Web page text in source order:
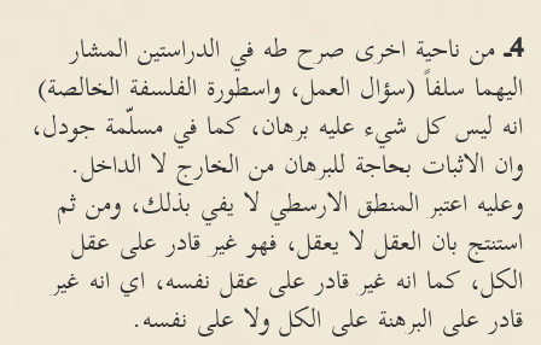
4ـمن ناحية اخرى صرح طه في الدراستين المشار
اليهما سلفاً (سؤال العمل، واسطورة الفلسفة الخالصة)
انه ليس كل شيء عليه برهان، كما في مسلّمة جودل،
وان الاثبات بحاجة للبرهان من الخارج لا الداخل.
وعليه اعتبر المنطق الارسطي لا يفي بذلك، ومن ثم
استنتج بان العقل لا يعقل، فهو غير قادر على عقل
الكل، كما انه غير قادر على عقل نفسه، اي انه غير
قادر على البرهنة على الكل ولا على نفسه.